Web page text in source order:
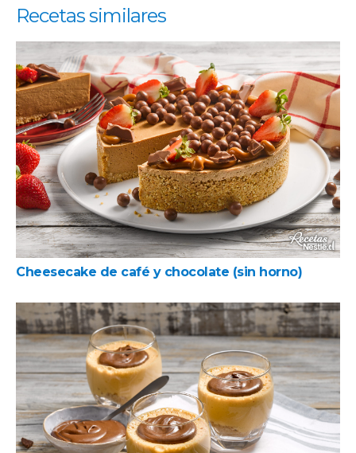
Recetas similares
Cheesecake de café y chocolate (sin horno)